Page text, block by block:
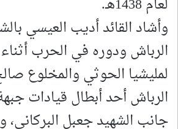
وأشاد القائد أديب العيسي
الرباش ودوره في الحرب
لمليشيا الحوثي والمخلوع
الرباش أحد أبطال قيادات
جانب الشهيد جعبل البركاني،